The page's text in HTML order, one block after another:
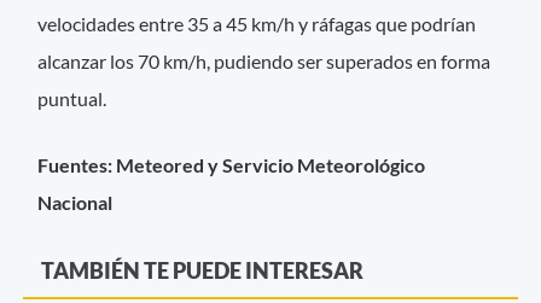
velocidades entre 35 a 45 km/h y ráfagas que podrían
alcanzar los 70 km/h, pudiendo ser superados en forma
puntual.
Fuentes: Meteored y Servicio Meteorológico
Nacional
TAMBIÉN TE PUEDE INTERESAR